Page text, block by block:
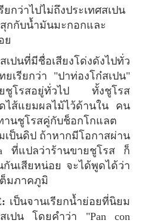
กว่าไปไม่ถึงประเทศสเปน
กกับน้ำมันมะกอกและ
ย
เปนที่มีชื่อเสียงโด่งดังไปทั่ว
เรียกว่า "ปาท่องโก๋สเปน"
ยชูโรสอยู่ทั่วไป ทั้งชูโรส
ไส้แยมผลไม้ไว้ด้านใน คน
านชูโรสคู่กับช็อกโกแลต
เป็นดิป ถ้าหากมีโอกาสผ่าน
ที่แปลว่าร้านขายชูโรส ก็
นเสียหน่อย จะได้พูดได้ว่า
ต็มภาคภูมิ
เป็นจานเรียกน้ำย่อยที่นิยม
เปน โดยคำว่า "Pan con